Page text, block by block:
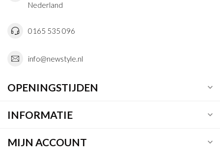
Nederland
0165 535 096
info@newstyle.nl
OPENINGSTIJDEN
INFORMATIE
MIJN ACCOUNT